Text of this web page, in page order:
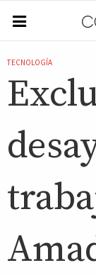
TECNOLOGÍA